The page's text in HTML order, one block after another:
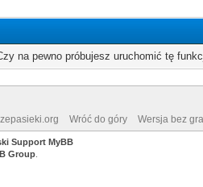
na pewno próbujesz uruchomić tę
Wróć do góry Wersja bez
Support MyBB
Group